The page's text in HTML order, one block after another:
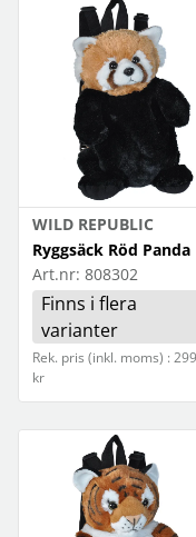
WILD REPUBLIC
Ryggsäck Röd Panda
Art.nr: 808302
Finns i flera
varianter
Rek. pris (inkl. moms) :
kr